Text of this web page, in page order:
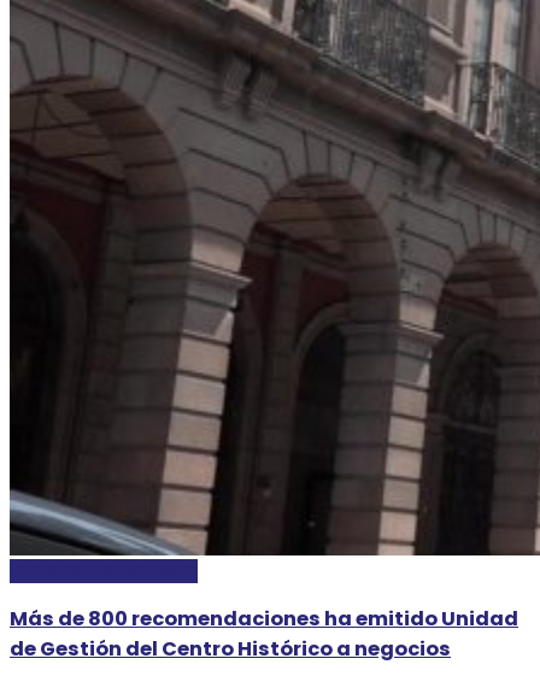
Más de 800 recomendaciones ha emitido Unidad
de Gestión del Centro Histórico a negocios